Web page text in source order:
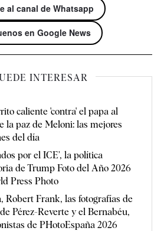
al canal de Whatsapp
en Google News
INTERESAR
caliente 'contra' el papa al
la paz de Meloni: las mejores
del día
por el ICE’, la política
de Trump Foto del Año 2026
Press Photo
Robert Frank, las fotografías de
Pérez-Reverte y el Bernabéu,
de PHotoEspaña 2026